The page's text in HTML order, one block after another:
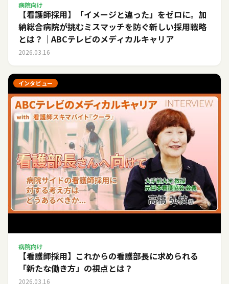
病院向け
【看護師採用】「イメージと違った」をゼロに。加
納総合病院が挑むミスマッチを防ぐ新しい採用戦略
とは？｜ABCテレビのメディカルキャリア
2026.03.16
インタビュー
病院向け
【看護師採用】これからの看護部長に求められる
「新たな働き方」の視点とは？
2026.03.16